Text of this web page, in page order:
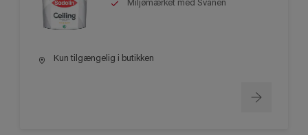
Miljømærket med Svanen
Kun tilgængelig i butikken